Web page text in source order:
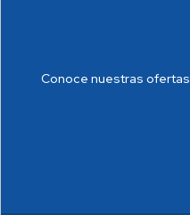
Conoce nuestras ofertas